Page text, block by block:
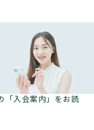
「入会案内」をお読